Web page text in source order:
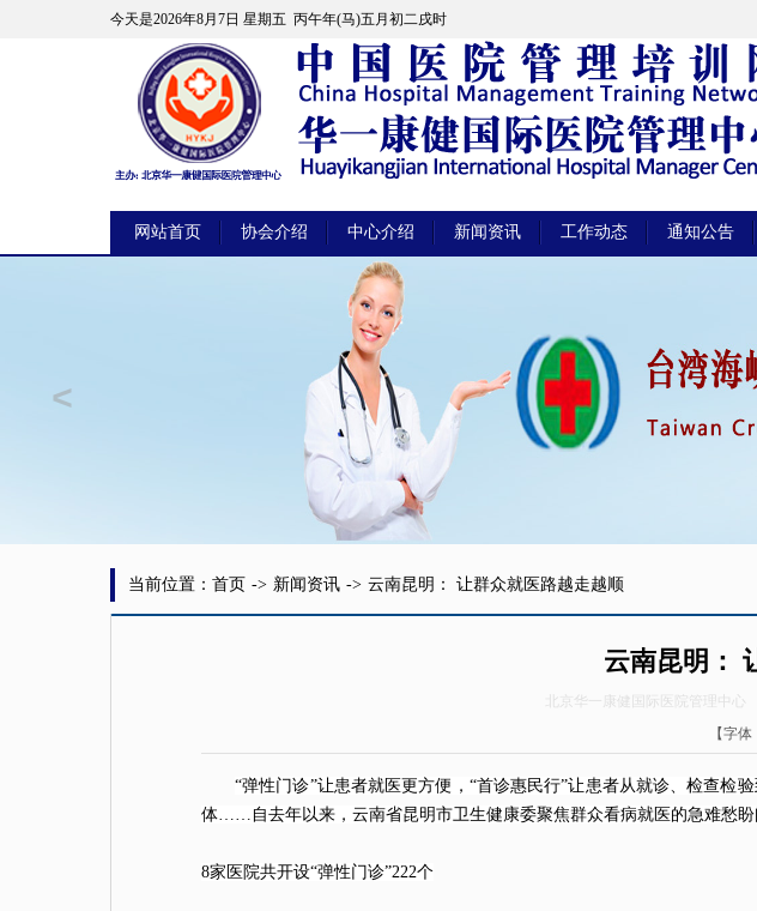
今天是2026年8月7日 星期五 丙午年(马)五月初二戌时
网站首页 协会介绍 中心介绍 新闻资讯 工作动态 通知公告
当前位置：首页 -> 新闻资讯 -> 云南昆明： 让群众就医路越走越顺
云南昆明：
北京华一康健国际医院管理中心
【字体
“弹性门诊”让患者就医更方便，“首诊惠民行”让患者从就诊、检查检
体……自去年以来，云南省昆明市卫生健康委聚焦群众看病就医的急难愁
8家 医院共开设“弹性门诊”222个